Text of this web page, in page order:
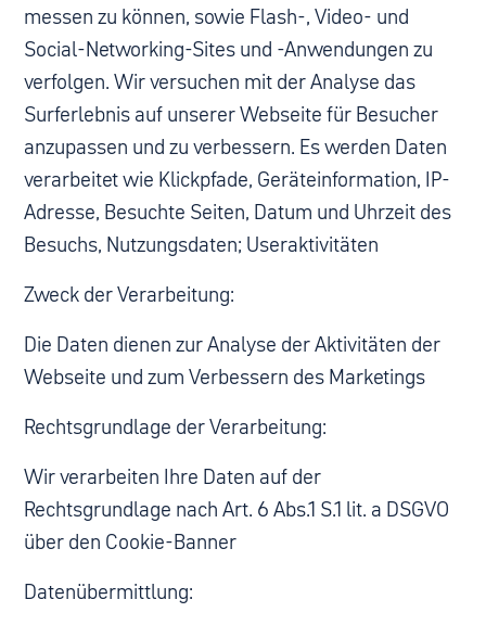
messen zu können, sowie Flash-, Video- und
Social-Networking-Sites und -Anwendungen zu
verfolgen. Wir versuchen mit der Analyse das
Surferlebnis auf unserer Webseite für Besucher
anzupassen und zu verbessern. Es werden Daten
verarbeitet wie Klickpfade, Geräteinformation, IP-
Adresse, Besuchte Seiten, Datum und Uhrzeit des
Besuchs, Nutzungsdaten; Useraktivitäten
Zweck der Verarbeitung:
Die Daten dienen zur Analyse der Aktivitäten der
Webseite und zum Verbessern des Marketings
Rechtsgrundlage der Verarbeitung:
Wir verarbeiten Ihre Daten auf der
Rechtsgrundlage nach Art. 6 Abs.1 S.1 lit. a DSGVO
über den Cookie-Banner
Datenübermittlung: